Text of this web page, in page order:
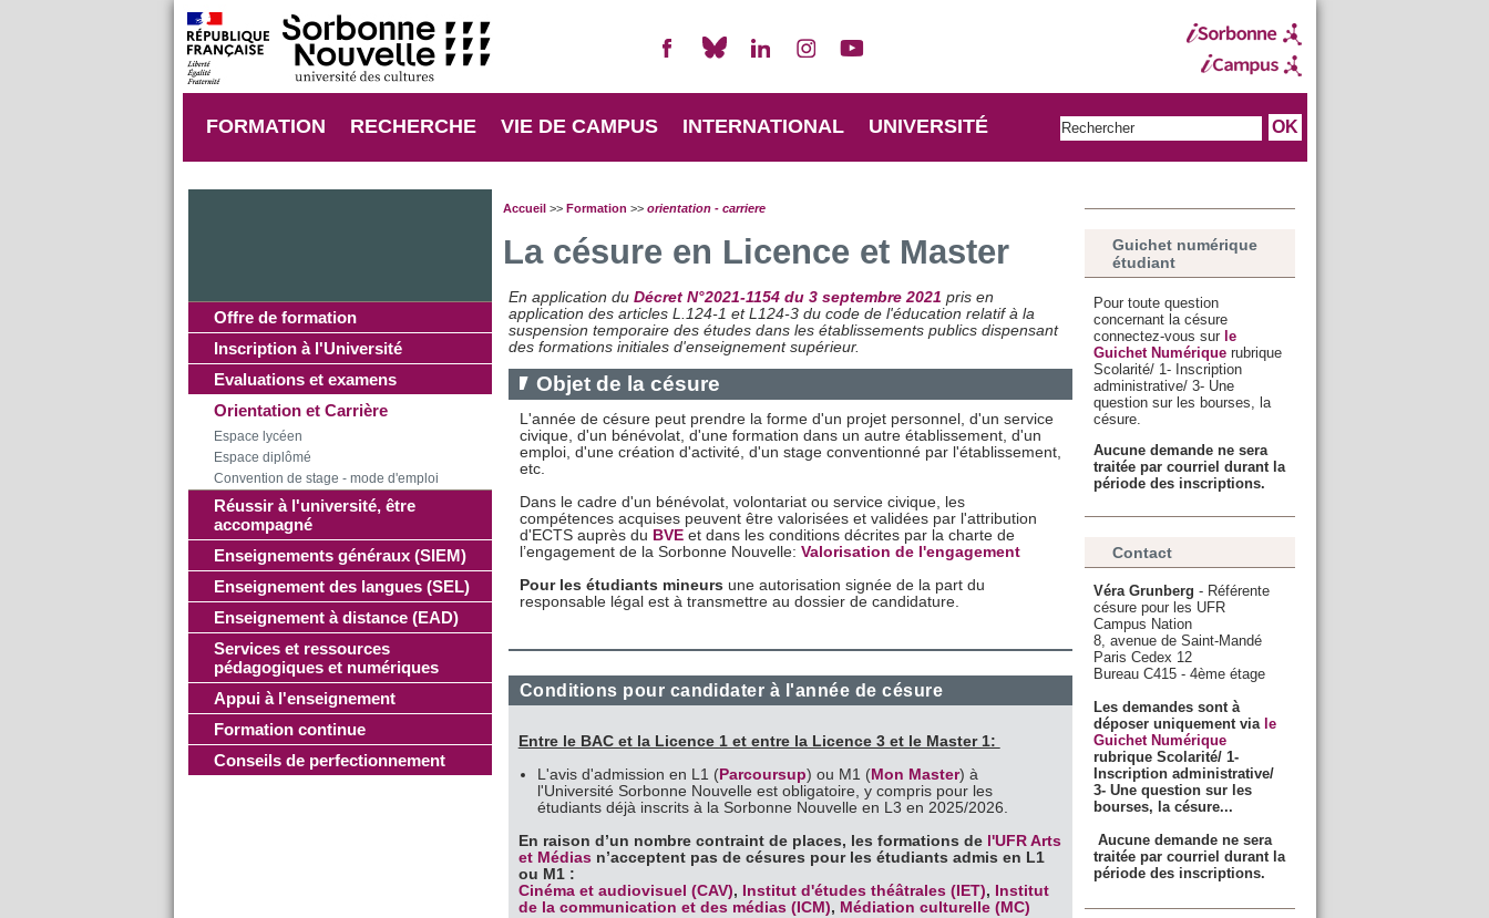
FORMATION RECHERCHE VIE DE CAMPUS INTERNATIONAL UNIVERSITÉ
Offre de formation
Inscription à l'Université
Evaluations et examens
Orientation et Carrière
Espace lycéen
Espace diplômé
Convention de stage - mode d'emploi
Réussir à l'université, être
accompagné
Enseignements généraux (SIEM)
Enseignement des langues (SEL)
Enseignement à distance (EAD)
Services et ressources
pédagogiques et numériques
Appui à l'enseignement
Formation continue
Conseils de perfectionnement
Accueil>> Formation >> orientation - carriere
La césure en Licence et Master
En application du Décret N°2021-1154 du 3 septembre 2021 pris en
application des articles L.124-1 et L124-3 du code de l'éducation relatif à la
suspension temporaire des études dans les établissements publics dispensant
des formations initiales d'enseignement supérieur.
Objet de la césure
L'année de césure peut prendre la forme d'un projet personnel, d'un service
civique, d'un bénévolat, d'une formation dans un autre établissement, d'un
emploi, d'une création d'activité, d'un stage conventionné par l'établissement,
etc.
Dans le cadre d'un bénévolat, volontariat ou service civique, les
compétences acquises peuvent être valorisées et validées par l'attribution
d'ECTS auprès du BVEet dans les conditions décrites par la charte de
l’engagement de la Sorbonne Nouvelle: Valorisation de l'engagement
Pour les étudiants mineurs une autorisation signée de la part du
responsable légal est à transmettre au dossier de candidature.
Conditions pour candidater à l'année de césure
Entre le BAC et la Licence 1 et entre la Licence 3 et le Master 1:
L'avis d'admission en L1 (Parcoursup) ou M1 (Mon Master) à
l'Université Sorbonne Nouvelle est obligatoire, y compris pour les
étudiants déjà inscrits à la Sorbonne Nouvelle en L3 en 2025/2026.
En raison d’un nombre contraint de places, les formations del'UFR Arts
et Médiasn’acceptent pas de césures pour les étudiants admis en L1
ou M1 :
Cinéma et audiovisuel (CAV), Institut d'études théâtrales (IET),
Institut
de la communication et des médias (ICM), Médiation culturelle (MC)
Guichet numérique
étudiant
Pour toute question
concernant la césure
connectez-vous sur le
Guichet Numériquerubrique
Scolarité/ 1- Inscription
administrative/ 3- Une
question sur les bourses, la
césure.
Aucune demande ne sera
traitée par courriel durant la
période des inscriptions.
Contact
Véra Grunberg - Référente
césure pour les UFR
Campus Nation
8, avenue de Saint-Mandé
Paris Cedex 12
Bureau C415 - 4ème étage
Les demandes sont à
déposer uniquement via le
Guichet Numérique
rubrique Scolarité/ 1-
Inscription administrative/
3- Une question sur les
bourses, la césure...
Aucune demande ne sera
traitée par courriel durant la
période des inscriptions.